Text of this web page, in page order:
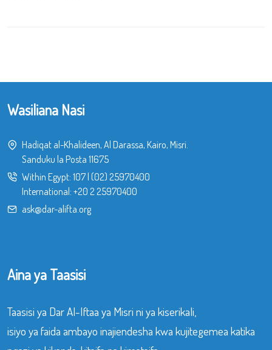
Wasiliana Nasi
Hadiqat al-Khalideen, Al Darassa, Kairo, Misri.
Sanduku la Posta 11675
Within Egypt: 107| (02) 25970400
International: +20 2 25970400
ask@dar-alifta.org
Aina ya Taasisi
Taasisi ya Dar Al-Iftaa ya Misri ni ya kiserikali,
isiyo ya faida ambayo inajiendesha kwa kujitegemea katika